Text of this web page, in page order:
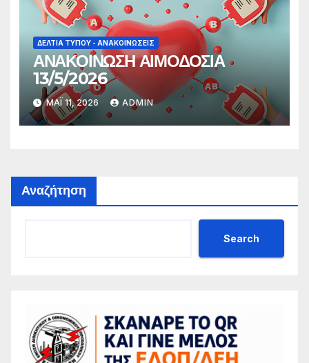
ΔΕΛΤΊΑ ΤΎΠΟΥ - ΑΝΑΚΟΙΝΏΣΕΙΣ
ΑΝΑΚΟΙΝΩΣΗ ΑΙΜΟΔΟΣΙΑ
13/5/2026
ΜΆΙ 11, 2026 ADMIN
Αναζήτηση
Search